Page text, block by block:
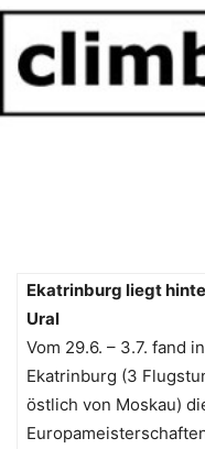
Ekatrinburg liegt
Ural
Vom 29.6. – 3.7. fand in
Ekatrinburg (3
östlich von Moskau)